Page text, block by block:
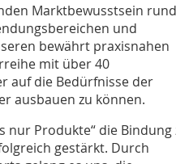
Marktbewusstsein rund
und
bewährt praxisnahen
mit über 40
auf die Bedürfnisse der
ausbauen zu können.
Produkte“ die Bindung
gestärkt. Durch